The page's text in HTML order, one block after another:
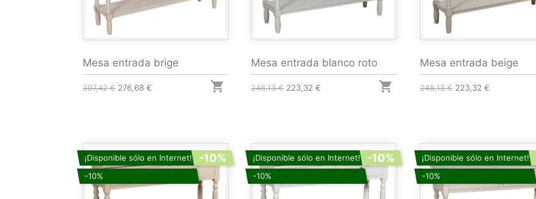
Mesa entrada brige
307,42 € 276,68 € 
Mesa entrada blanco roto
248,13 € 223,32 € 
Mesa entrada beige
248,13 € 223,32 €
¡Disponible sólo en Internet!
-10%
-10%
¡Disponible sólo en Internet!
-10%
-10%
¡Disponible sólo en Internet!
-10%